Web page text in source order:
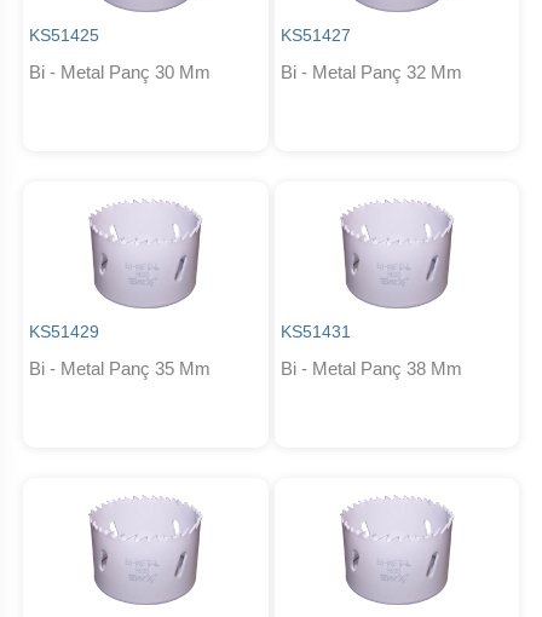
KS51425
Bi - Metal Panç 30 Mm
KS51427
Bi - Metal Panç 32 Mm
KS51429
Bi - Metal Panç 35 Mm
KS51431
Bi - Metal Panç 38 Mm